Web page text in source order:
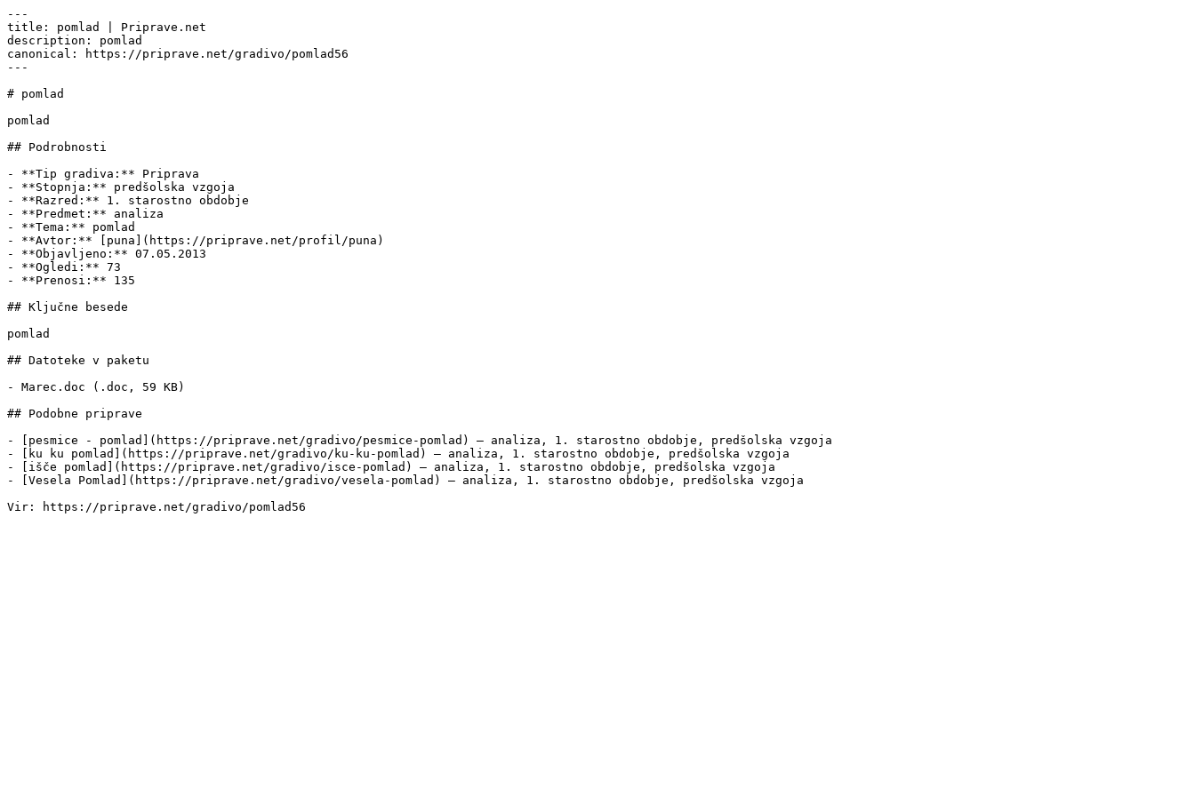
---
title: pomlad | Priprave.net
description: pomlad
canonical: https://priprave.net/gradivo/pomlad56
---
# pomlad
pomlad
## Podrobnosti
- **Tip gradiva:** Priprava
- **Stopnja:** predšolska vzgoja
- **Razred:** 1. starostno obdobje
- **Predmet:** analiza
- **Tema:** pomlad
- **Avtor:** [puna](https://priprave.net/profil/puna)
- **Objavljeno:** 07.05.2013
- **Ogledi:** 73
- **Prenosi:** 135
## Ključne besede
pomlad
## Datoteke v paketu
- Marec.doc (.doc, 59 KB)
## Podobne priprave
- [pesmice - pomlad](https://priprave.net/gradivo/pesmice-pomlad) — analiza, 1. starostno obdobje, predšolska vzgoja
- [ku ku pomlad](https://priprave.net/gradivo/ku-ku-pomlad) — analiza, 1. starostno obdobje, predšolska vzgoja
- [išče pomlad](https://priprave.net/gradivo/isce-pomlad) — analiza, 1. starostno obdobje, predšolska vzgoja
- [Vesela Pomlad](https://priprave.net/gradivo/vesela-pomlad) — analiza, 1. starostno obdobje, predšolska vzgoja